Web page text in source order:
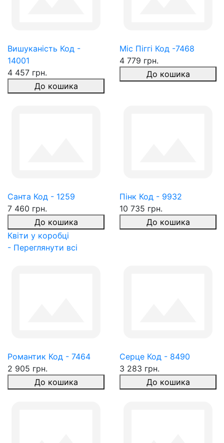
Вишуканість Код -
14001
4 457 грн.
До кошика
Міс Піггі Код -7468
4 779 грн.
До кошика
Санта Код - 1259
7 460 грн.
До кошика
Пінк Код - 9932
10 735 грн.
До кошика
Квіти у коробці
- Переглянути всі
Романтик Код - 7464
2 905 грн.
До кошика
Серце Код - 8490
3 283 грн.
До кошика